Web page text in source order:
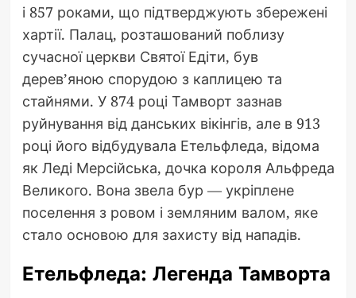
і 857 роками, що підтверджують збережені
хартії. Палац, розташований поблизу
сучасної церкви Святої Едіти, був
дерев’яною спорудою з каплицею та
стайнями. У 874 році Тамворт зазнав
руйнування від данських вікінгів, але в 913
році його відбудувала Етельфледа, відома
як Леді Мерсійська, дочка короля Альфреда
Великого. Вона звела бур — укріплене
поселення з ровом і земляним валом, яке
стало основою для захисту від нападів.
Етельфледа: Легенда Тамворта